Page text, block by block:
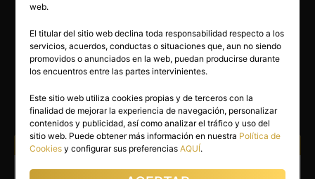
23 años
NATALIA
Fuenlabrada(Madrid)
(1)
Atiendo a: Hombres
web.
El titular del sitio web declina toda responsabilidad respecto a los
servicios, acuerdos, conductas o situaciones que, aun no siendo
promovidos o anunciados en la web, puedan producirse durante
los encuentros entre las partes intervinientes.
Este sitio web utiliza cookies propias y de terceros con la
finalidad de mejorar la experiencia de navegación, personalizar
contenidos y publicidad, así como analizar el tráfico y uso del
sitio web. Puede obtener más información en nuestra Política de
Cookies y configurar sus preferenciasAQUÍ.